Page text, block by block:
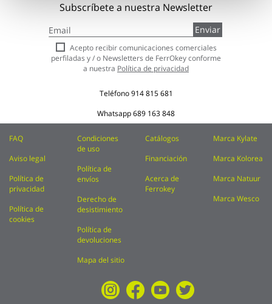
Subscríbete a nuestra Newsletter
a
nuestro
boletín
de
Enviar
Acepto recibir comunicaciones comerciales
perfiladas y / o Newsletters de FerrOkey conforme
a nuestra Política de privacidad
Teléfono914 815 681
Whatsapp689 163 848
FAQ
Aviso legal
Política de
privacidad
Política de
cookies
Condiciones
de uso
Política de
envíos
Derecho de
desistimiento
Política de
devoluciones
Mapa del sitio
Catálogos
Financiación
Acerca de
Ferrokey
Marca Kylate
Marca Kolorea
Marca Natuur
Marca Wesco